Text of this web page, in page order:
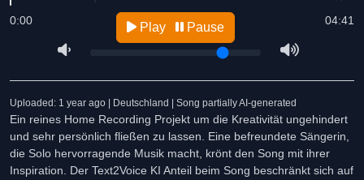
04:41
0:00 Play Pause
Uploaded: 1 year ago | Deutschland | Song partially AI-generated
Ein reines Home Recording Projekt um die Kreativität ungehindert
und sehr persönlich fließen zu lassen. Eine befreundete Sängerin,
die Solo hervorragende Musik macht, krönt den Song mit ihrer
Inspiration. Der Text2Voice KI Anteil beim Song beschränkt sich auf